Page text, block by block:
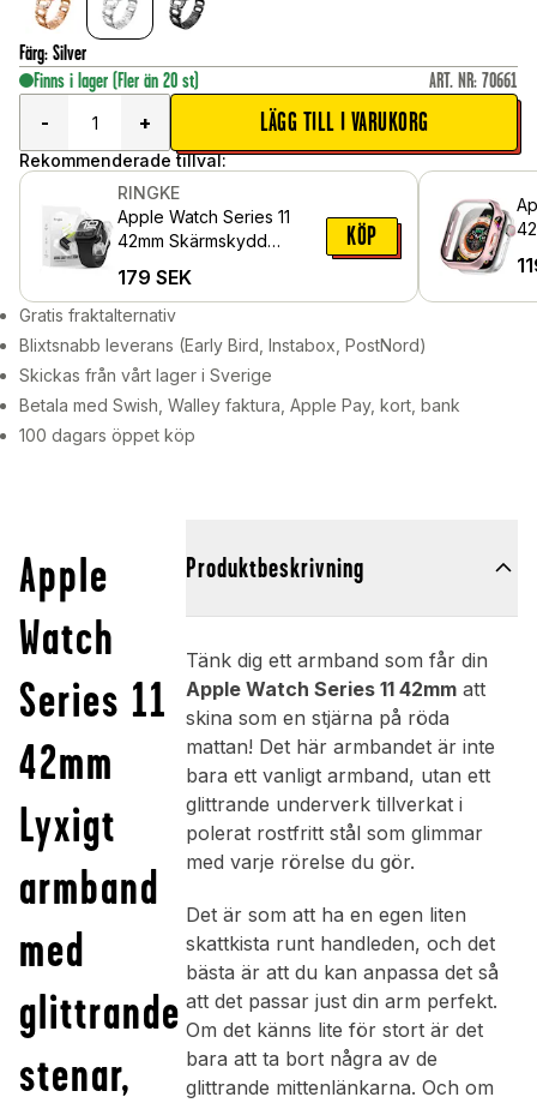
Färg: Silver
Finns i lager (Fler än 20 st) ART. NR: 70661
-
+ LÄGG TILL I VARUKORG
Rekommenderade tillval:
RINGKE
Apple Watch Series 11
42mm Skärmskydd
Pro (2-pack)
179 SEK
KÖP
Gratis fraktalternativ
Blixtsnabb leverans (Early Bird, Instabox, PostNord)
Skickas från vårt lager i Sverige
Betala med Swish, Walley faktura, Apple Pay, kort, bank
100 dagars öppet köp
Apple
Watch
Series 11
42mm
Lyxigt
armband
med
glittrande
stenar,
Produktbeskrivning
Tänk dig ett armband som får din
Apple Watch Series 11 42mmatt
skina som en stjärna på röda
mattan! Det här armbandet är inte
bara ett vanligt armband, utan ett
glittrande underverk tillverkat i
polerat rostfritt stål som glimmar
med varje rörelse du gör.
Det är som att ha en egen liten
skattkista runt handleden, och det
bästa är att du kan anpassa det så
att det passar just din arm perfekt.
Om det känns lite för stort är det
bara att ta bort några av de
glittrande mittenlänkarna. Och om